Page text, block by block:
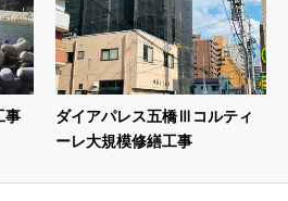
事
ダイアパレス五橋Ⅲコルティ
ーレ大規模修繕工事